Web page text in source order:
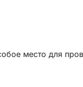
место для